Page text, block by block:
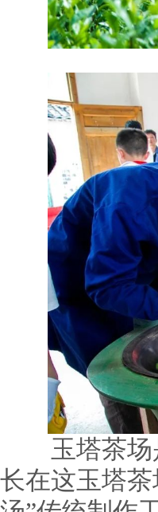
玉塔茶场是
长在这玉塔